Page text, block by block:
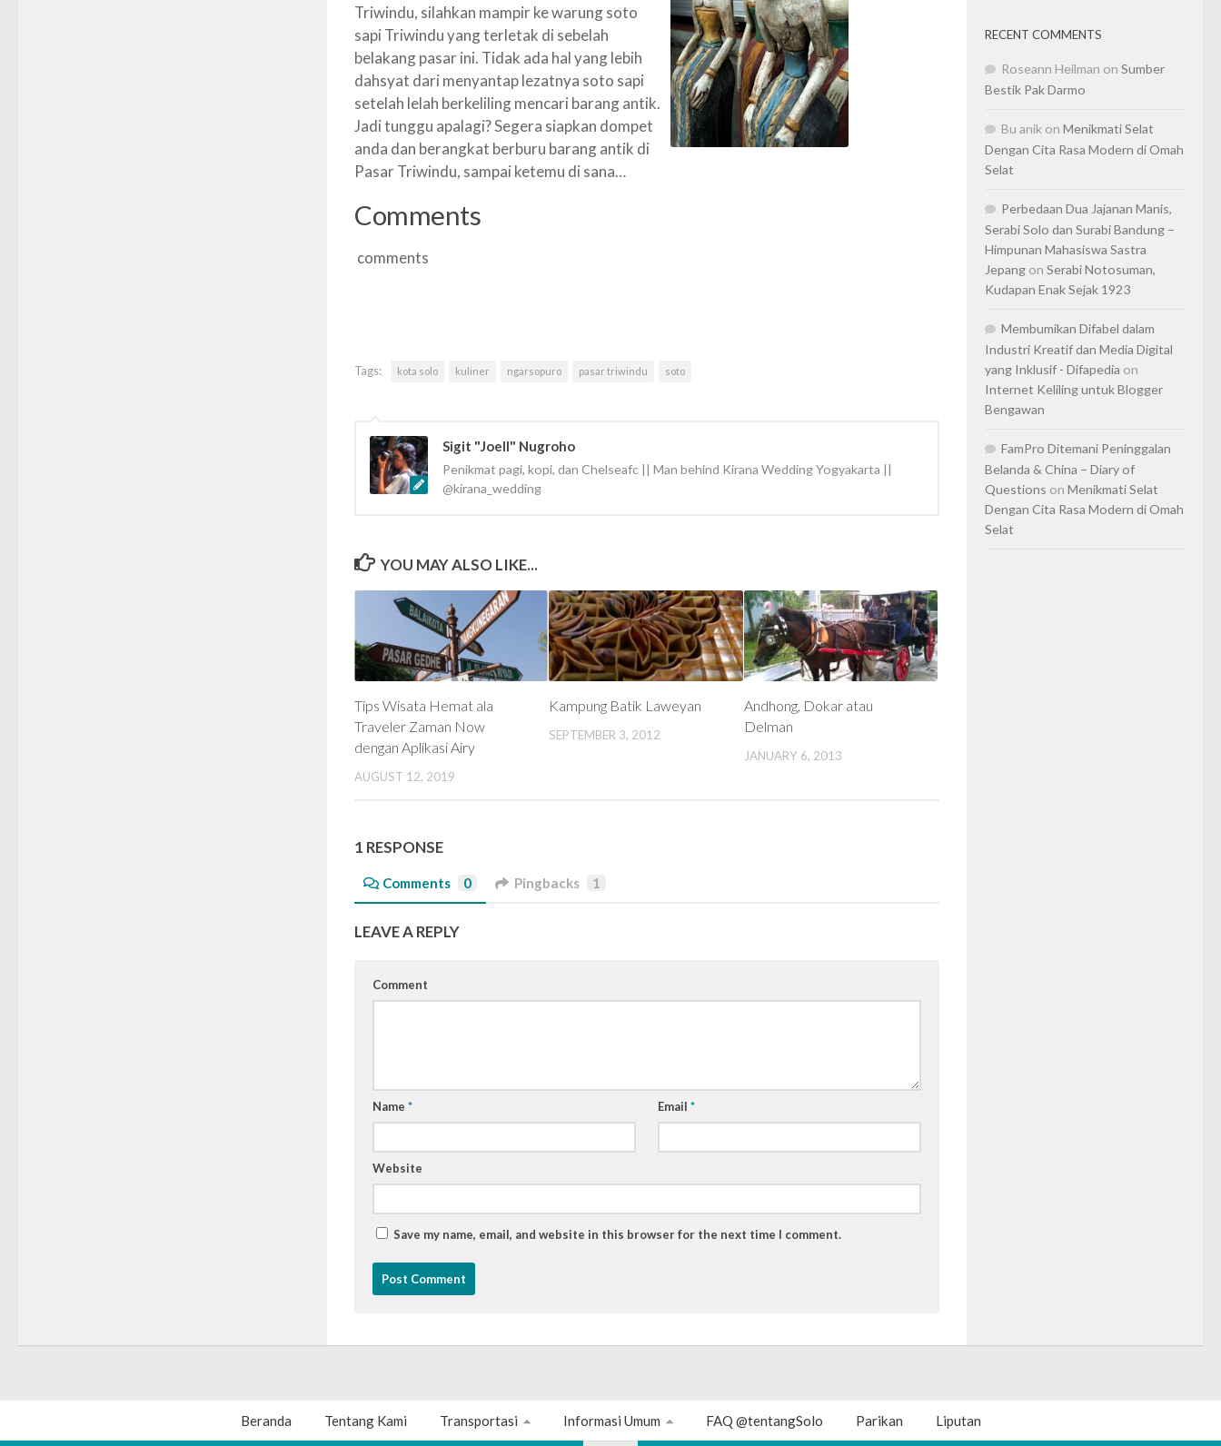
Triwindu, silahkan mampir ke warung soto
sapi Triwindu yang terletak di sebelah
belakang pasar ini. Tidak ada hal yang lebih
dahsyat dari menyantap lezatnya soto sapi
setelah lelah berkeliling mencari barang antik.
Jadi tunggu apalagi? Segera siapkan dompet
anda dan berangkat berburu barang antik di
Pasar Triwindu, sampai ketemu di sana…
Comments
comments
Tags: kota solo kuliner ngarsopuro pasar triwindu soto
Sigit "Joell" Nugroho
Penikmat pagi, kopi, dan Chelseafc || Man behind Kirana Wedding Yogyakarta ||
@kirana_wedding
YOU MAY ALSO LIKE...
Tips Wisata Hemat ala
Traveler Zaman Now
dengan Aplikasi Airy
AUGUST 12, 2019
Kampung Batik Laweyan
SEPTEMBER 3, 2012
Andhong, Dokar atau
Delman
JANUARY 6, 2013
1 RESPONSE
Comments 0 Pingbacks 1
LEAVE A REPLY
Comment
Name * Email*
Website
Save my name, email, and website in this browser for the next time I comment.
RECENT COMMENTS
Roseann Heilman on Sumber
Bestik Pak Darmo
Bu anik on Menikmati Selat
Dengan Cita Rasa Modern di Omah
Selat
Perbedaan Dua Jajanan Manis,
Serabi Solo dan Surabi Bandung –
Himpunan Mahasiswa Sastra
Jepang on Serabi Notosuman,
Kudapan Enak Sejak 1923
Membumikan Difabel dalam
Industri Kreatif dan Media Digital
yang Inklusif - Difapedia on
Internet Keliling untuk Blogger
Bengawan
FamPro Ditemani Peninggalan
Belanda & China – Diary of
Questions on Menikmati Selat
Dengan Cita Rasa Modern di Omah
Selat
Beranda Tentang Kami Transportasi Informasi Umum FAQ @tentangSolo Parikan Liputan